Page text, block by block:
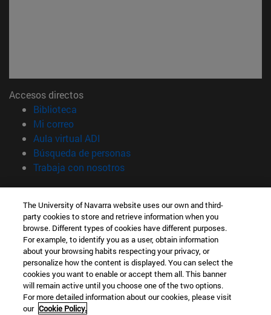
Accesos directos
Biblioteca
Mi correo(abre en nueva ventana)
Aula virtual ADI
Búsqueda de personas(abre en nueva ventana)
Trabaja con nosotros(abre en nueva ventana)
Información
TFNO +34 948 42 56 00
¿QUÉ GRADO TE INTERESA?
¿QUÉ MÁSTER TE INTERESA?
© Universidad de Navarra
Información legal
Accesibilidad
Configuración de cookies
The University of Navarra website uses our own and third-
party cookies to store and retrieve information when you
browse. Different types of cookies have different purposes.
For example, to identify you as a user, obtain information
about your browsing habits respecting your privacy, or
personalize how the content is displayed. You can select the
cookies you want to enable or accept them all. This banner
will remain active until you choose one of the two options.
For more detailed information about our cookies, please visit
our Cookie Policy.